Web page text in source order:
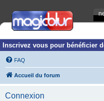
Inscrivez vous pour bénéficier
FAQ
Accueil du forum
Connexion